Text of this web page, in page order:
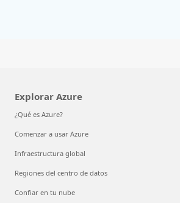
Explorar Azure
¿Qué es Azure?
Comenzar a usar Azure
Infraestructura global
Regiones del centro de datos
Confiar en tu nube